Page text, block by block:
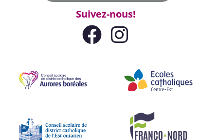
Suivez-nous!